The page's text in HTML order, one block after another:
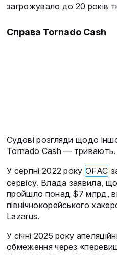
загрожувало до 20 років
Справа Tornado Cash
Судові розгляди щодо
Tornado Cash — тривають.
У серпні 2022 року OFAC
сервісу. Влада заявила,
пройшло понад $7 млрд,
північнокорейського
Lazarus.
У січні 2025 року
обмеження через